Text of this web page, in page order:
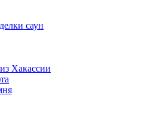
саун
Хакассии